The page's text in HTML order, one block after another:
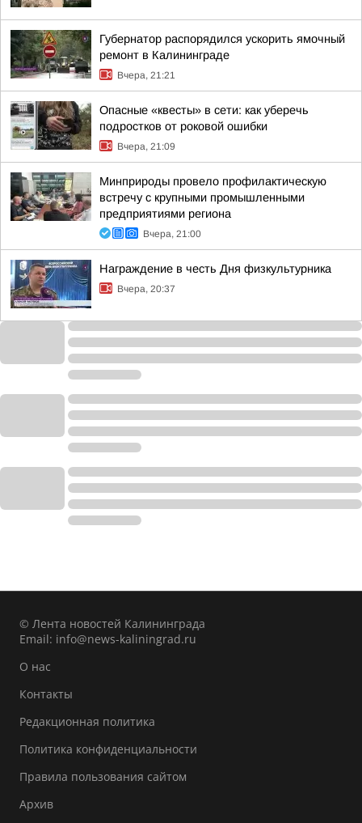
Губернатор распорядился ускорить ямочный
ремонт в Калининграде
Вчера, 21:21
Опасные «квесты» в сети: как уберечь
подростков от роковой ошибки
Вчера, 21:09
Минприроды провело профилактическую
встречу с крупными промышленными
предприятиями региона
Вчера, 21:00
Награждение в честь Дня физкультурника
Вчера, 20:37
© Лента новостей Калининграда
Email: info@news-kaliningrad.ru
О нас
Контакты
Редакционная политика
Политика конфиденциальности
Правила пользования сайтом
Архив